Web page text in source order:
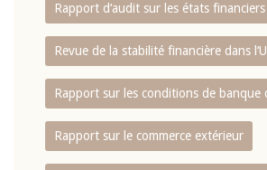
Rapport d‘audit sur les états
Revue de la stabilité financière dans
Rapport sur les conditions de banque
Rapport sur le commerce extérieur